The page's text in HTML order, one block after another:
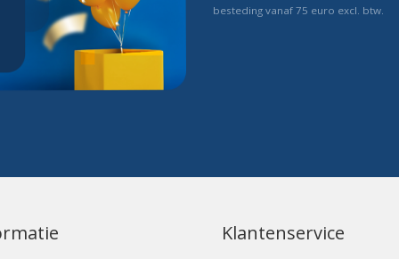
besteding vanaf 75 euro excl. btw.
Klantenservice